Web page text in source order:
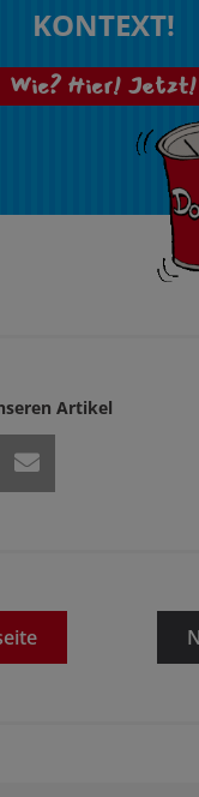
KONTEXT!
Wie? Hier! Jetzt!
Artikel